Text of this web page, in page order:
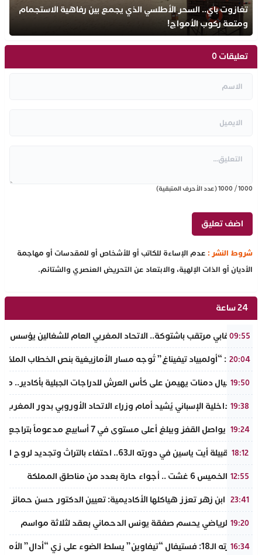
تغازوت باي.. السحر الأطلسي الذي يجمع بين رفاهية الاستجمام
ومتعة ركوب الأمواج!
تعليقات 0
1000
/
1000(عدد الأحرف المتبقية)
شروط النشر : عدم الإساءة للكاتب أو للأشخاص أو للمقدسات أو مهاجمة
الأديان أو الذات الإلهية، والابتعاد عن التحريض العنصري والشتائم.
24 ساعة
09:55
حدث نقابي مرتقب باشتوكة.. الاتحاد المغربي العام للشغالين
20:04
تفراوت: “أولمبياد تيفيناغ” تُوجه مسار الأمازيغية بنص الخطاب الملكي
19:50
نادي أجيال دمنات يهيمن على كأس العرش للدراجات الجبلية بأكادير..
19:38
وزير الداخلية الإسباني يُشيد أمام وزراء الاتحاد الأوروبي بدور
19:24
الذهب يواصل القفز ويبلغ أعلى مستوى في 7 أسابيع مدعوماً بتراجع الدولار وانخفاض عوائد السندات
18:12
ملتقى قبيلة أيت ياسين في دورته الـ63.. احتفاء بالتراث وتجديد لروح الانتماء الوطني
12:55
طقس الخميس 6 غشت .. أجواء حارة بعدد من مناطق المملكة
23:41
جامعة ابن زهر تعزز هياكلها الأكاديمية: تعيين الدكتور حسن حمائز
19:20
الرجاء الرياضي يحسم صفقة يونس الدحماني بعقد لثلاثة مواسم
16:34
في دورته الـ18: فستيفال “تيفاوين” يسلط الضوء على زي “أدال” الأمازيغي ويكرم رائدات التطريز والتصميم بالـأطلس الصغير